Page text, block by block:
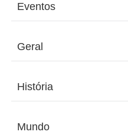
Eventos
Geral
História
Mundo